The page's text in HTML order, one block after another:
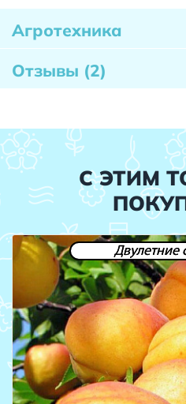
Агротехника
Отзывы (2)
С ЭТИМ
Двулетние